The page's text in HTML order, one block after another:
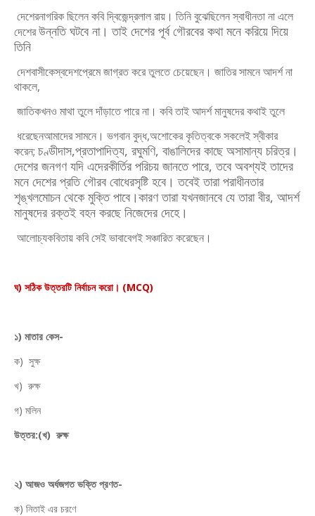
দেশেরনাগরিক ছিলেন কবি দ্বিজেন্দ্রলাল রায়। তিনি বুঝেছিলেন স্বাধীনতা না এলে
দেশেরউন্নতি ঘটবে না। তাই দেশের পূর্ব গৌরবের কথা মনে করিয়ে দিয়ে
তিনি
দেশবাসীকেস্বদেশপ্রেমে জাগ্রত করে তুলতে চেয়েছেন। জাতির সামনে আদর্শ না
থাকলে,
জাতিকখনও মাথা তুলে দাঁড়াতে পারে না। কবি তাই আদর্শ মানুষদের কথাই তুলে
ধরেছেনআমাদের সামনে। ভগবান বুদ্ধ,অশোকের কৃতিত্বকে সকলেই স্বীকার
করেন; চণ্ডীদাস,প্রতাপাদিত্য, রঘুমণি, বাঙালিদের কাছে অসামান্য চরিত্র।
দেশের জনগণ যদি এদেরকীর্তির পরিচয় জানতে পারে, তবে অবশ্যই তাদের
মনে দেশের প্রতি গৌরব বোধেরসৃষ্টি হবে। তবেই তারা পরাধীনতার
শৃঙ্খলমোচন থেকে মুক্তি পাবে।কারণ তারাযখনজানবে যে তারা বীর, আদর্শ
মানুষদের রক্তই বহন করছে নিজেদের দেহে।
আলোচ্যকবিতায় কবি সেই ভাবাবেগই সঞ্চারিত করেছেন।
ঘ) সঠিক উত্তরটি নির্বাচন করো। (MCQ)
১) মাতার কেস-
ক) সুক্ষ
খ) রুক্ষ
গ) মলিন
উত্তর:(খ) রুক্ষ
২) আজও অর্ধজগত ভক্তি প্রণত-
ক) নিতাই এর চরণে